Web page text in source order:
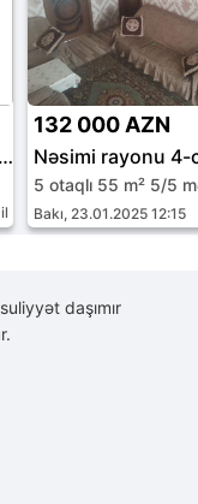
4-cü mikrorayon
132 000 AZN
5 otaqlı 55 m² 5/5
Bakı, 23.01.2025 12:15
daşımır